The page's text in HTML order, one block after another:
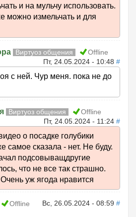
и на мульчу использовать.
можно измельчать и для
Виртуоз общения
Offline
Пт, 24.05.2024 - 10:48 #
с ней. Чур меня. пока не до
Виртуоз общения
Offline
Пт, 24.05.2024 - 11:24 #
о посадке голубики
самое сказала - нет. Не буду.
подсовыващдругие
что не все так страшно.
уж ягода нравится
Offline Вс, 26.05.2024 - 08:59 #